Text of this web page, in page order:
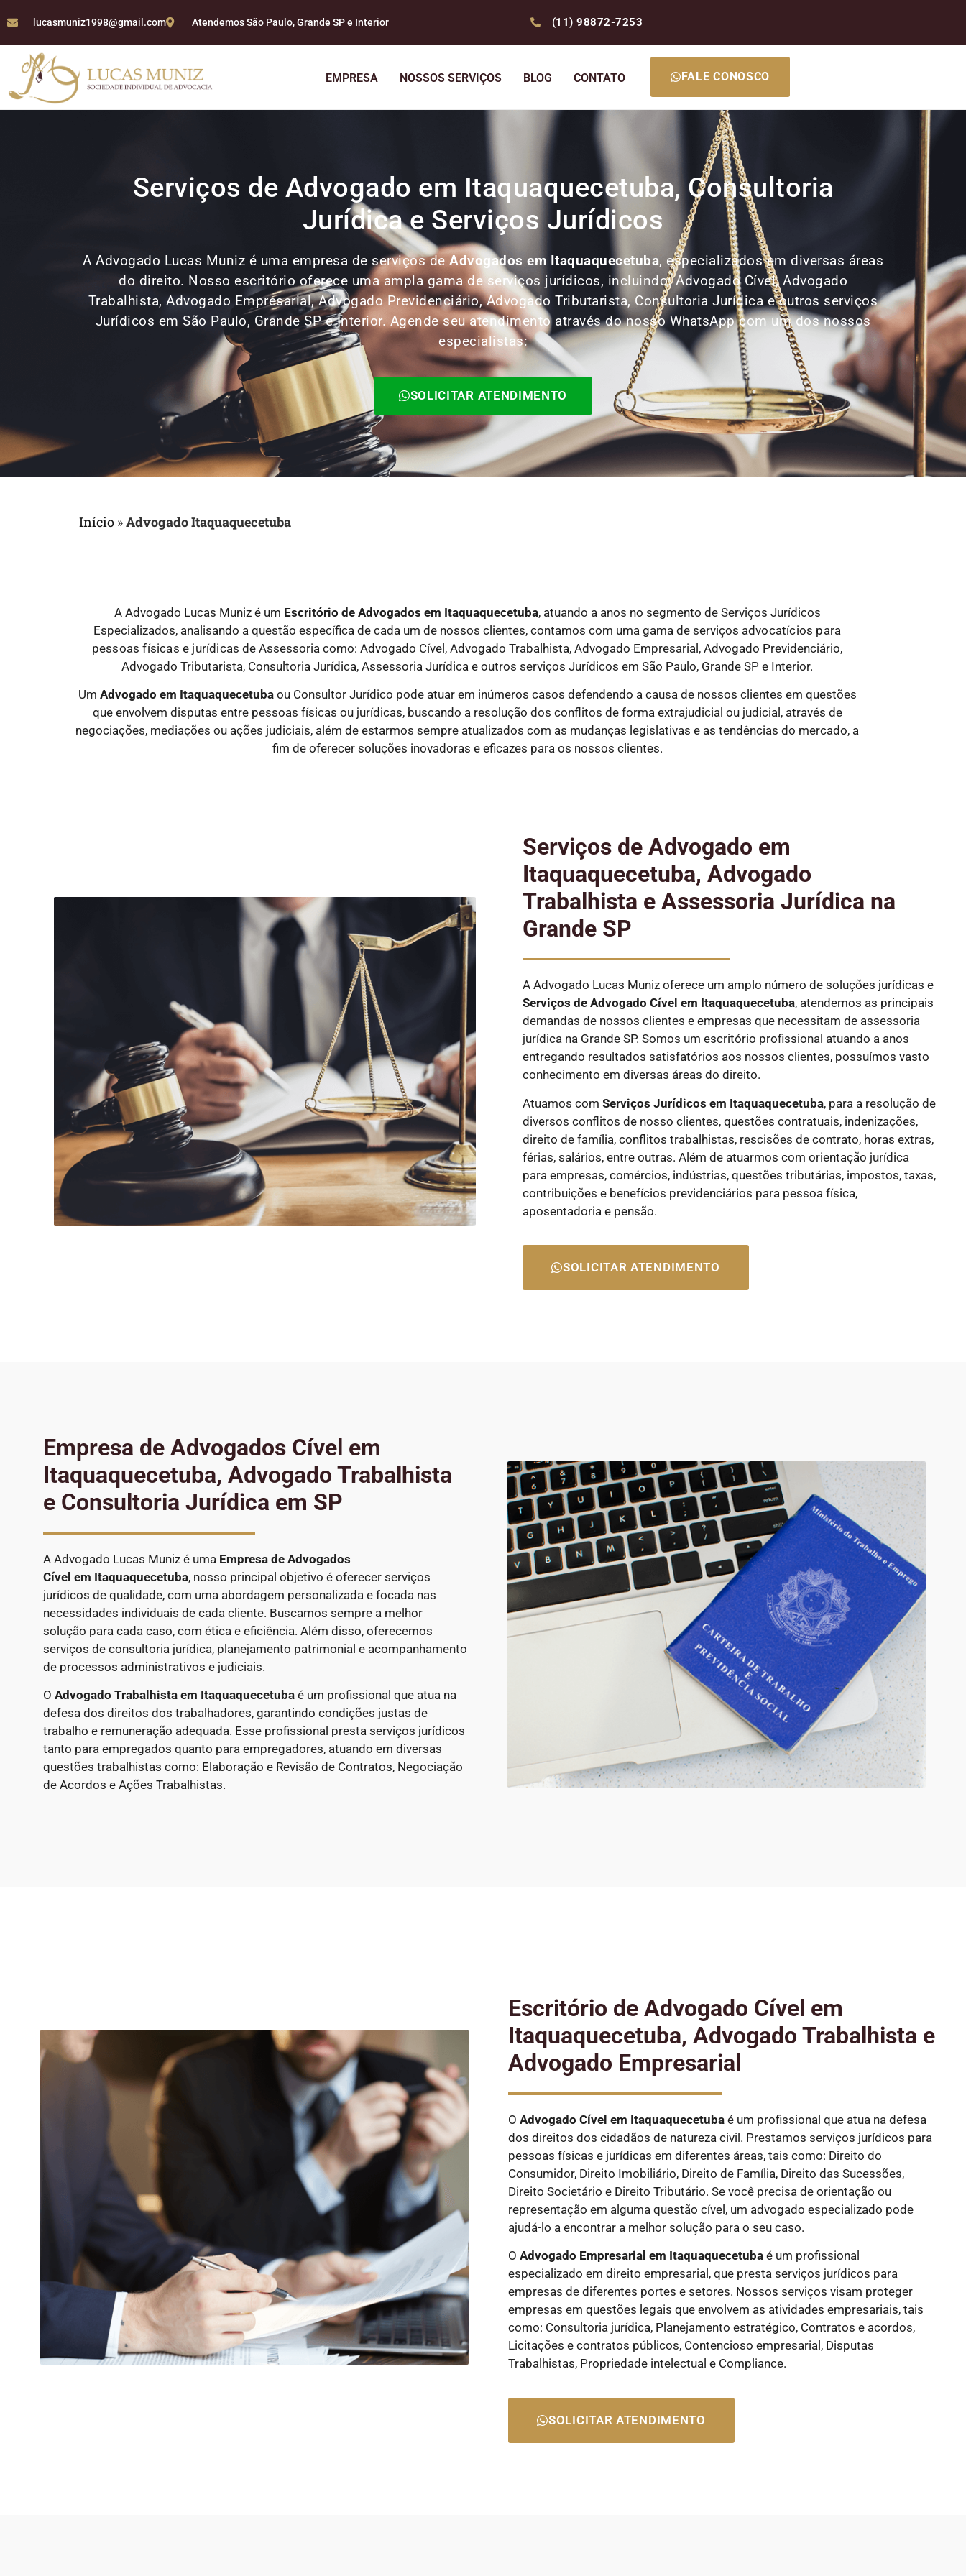
lucasmuniz1998@gmail.com Atendemos São Paulo, Grande SP e Interior (11) 98872-7253
EMPRESA NOSSOS SERVIÇOS BLOG CONTATO FALE CONOSCO
Serviços de Advogado em Itaquaquecetuba, Consultoria
Jurídica e Serviços Jurídicos
A Advogado Lucas Muniz é uma empresa de serviços deAdvogados em Itaquaquecetuba, especializados em diversas áreas
do direito. Nosso escritório oferece uma ampla gama de serviços jurídicos, incluindo: Advogado Cível, Advogado
Trabalhista, Advogado Empresarial, Advogado Previdenciário, Advogado Tributarista, Consultoria Jurídica e outros serviços
Jurídicos em São Paulo, Grande SP e Interior. Agende seu atendimento através do nosso WhatsApp com um dos nossos
especialistas:
SOLICITAR ATENDIMENTO
Início »Advogado Itaquaquecetuba
A Advogado Lucas Muniz é um Escritório de Advogados em Itaquaquecetuba, atuando a anos no segmento de Serviços Jurídicos
Especializados, analisando a questão específica de cada um de nossos clientes, contamos com uma gama de serviços advocatícios para
pessoas físicas e jurídicas de Assessoria como: Advogado Cível, Advogado Trabalhista, Advogado Empresarial, Advogado Previdenciário,
Advogado Tributarista, Consultoria Jurídica, Assessoria Jurídica e outros serviços Jurídicos em São Paulo, Grande SP e Interior.
Um Advogado em Itaquaquecetubaou Consultor Jurídico pode atuar em inúmeros casos defendendo a causa de nossos clientes em questões
que envolvem disputas entre pessoas físicas ou jurídicas, buscando a resolução dos conflitos de forma extrajudicial ou judicial, através de
negociações, mediações ou ações judiciais, além de estarmos sempre atualizados com as mudanças legislativas e as tendências do mercado, a
fim de oferecer soluções inovadoras e eficazes para os nossos clientes.
Serviços de Advogado em
Itaquaquecetuba, Advogado
Trabalhista e Assessoria Jurídica na
Grande SP
A Advogado Lucas Muniz oferece um amplo número de soluções jurídicas e
Serviços de Advogado Cívelem Itaquaquecetuba, atendemos as principais
demandas de nossos clientes e empresas que necessitam de assessoria
jurídica na Grande SP. Somos um escritório profissional atuando a anos
entregando resultados satisfatórios aos nossos clientes, possuímos vasto
conhecimento em diversas áreas do direito.
Atuamos comServiços Jurídicosem Itaquaquecetuba, para a resolução de
diversos conflitos de nosso clientes, questões contratuais, indenizações,
direito de família, conflitos trabalhistas, rescisões de contrato, horas extras,
férias, salários, entre outras. Além de atuarmos com orientação jurídica
para empresas, comércios, indústrias, questões tributárias, impostos, taxas,
contribuições e benefícios previdenciários para pessoa física,
aposentadoria e pensão.
SOLICITAR ATENDIMENTO
Empresa de Advogados Cível em
Itaquaquecetuba, Advogado Trabalhista
e Consultoria Jurídica em SP
A Advogado Lucas Muniz é uma Empresa de Advogados
Cível em Itaquaquecetuba, nosso principal objetivo é oferecer serviços
jurídicos de qualidade, com uma abordagem personalizada e focada nas
necessidades individuais de cada cliente. Buscamos sempre a melhor
solução para cada caso, com ética e eficiência. Além disso, oferecemos
serviços de consultoria jurídica, planejamento patrimonial e acompanhamento
de processos administrativos e judiciais.
O Advogado Trabalhista em Itaquaquecetuba é um profissional que atua na
defesa dos direitos dos trabalhadores, garantindo condições justas de
trabalho e remuneração adequada. Esse profissional presta serviços jurídicos
tanto para empregados quanto para empregadores, atuando em diversas
questões trabalhistas como: Elaboração e Revisão de Contratos, Negociação
de Acordos e Ações Trabalhistas.
Escritório de Advogado Cível em
Itaquaquecetuba, Advogado Trabalhista e
Advogado Empresarial
OAdvogado Cívelem Itaquaquecetuba é um profissional que atua na defesa
dos direitos dos cidadãos de natureza civil. Prestamos serviços jurídicos para
pessoas físicas e jurídicas em diferentes áreas, tais como: Direito do
Consumidor, Direito Imobiliário, Direito de Família, Direito das Sucessões,
Direito Societário e Direito Tributário. Se você precisa de orientação ou
representação em alguma questão cível, um advogado especializado pode
ajudá-lo a encontrar a melhor solução para o seu caso.
OAdvogado Empresarial em Itaquaquecetuba é um profissional
especializado em direito empresarial, que presta serviços jurídicos para
empresas de diferentes portes e setores. Nossos serviços visam proteger
empresas em questões legais que envolvem as atividades empresariais, tais
como: Consultoria jurídica, Planejamento estratégico, Contratos e acordos,
Licitações e contratos públicos, Contencioso empresarial, Disputas
Trabalhistas, Propriedade intelectual e Compliance.
SOLICITAR ATENDIMENTO